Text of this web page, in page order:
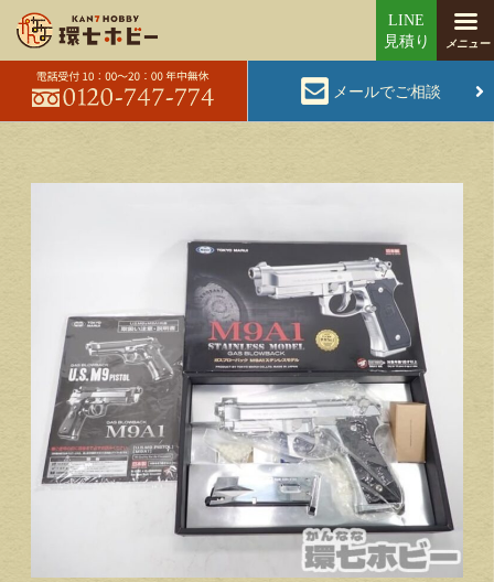
メールでご相談